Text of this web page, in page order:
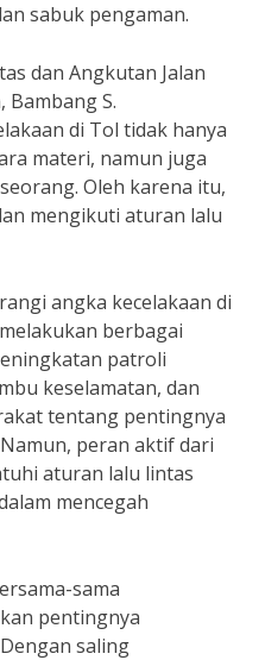
sabuk pengaman.
dan Angkutan Jalan
S.
di Tol tidak hanya
materi, namun juga
Oleh karena itu,
mengikuti aturan lalu
angka kecelakaan di
berbagai
patroli
keselamatan, dan
tentang pentingnya
peran aktif dari
aturan lalu lintas
mencegah
sama
pentingnya
saling